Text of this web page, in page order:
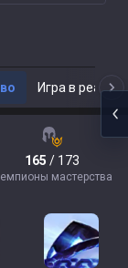
Игра в
165 / 173
мастерства